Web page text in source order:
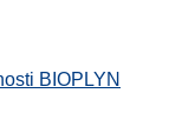
BIOPLYN